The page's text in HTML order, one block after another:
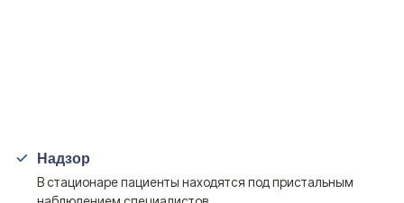
Надзор
В стационаре пациенты находятся под пристальным